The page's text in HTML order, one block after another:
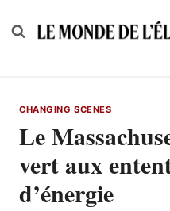
to
CHANGING SCENES
Le
vert aux
d’énergie